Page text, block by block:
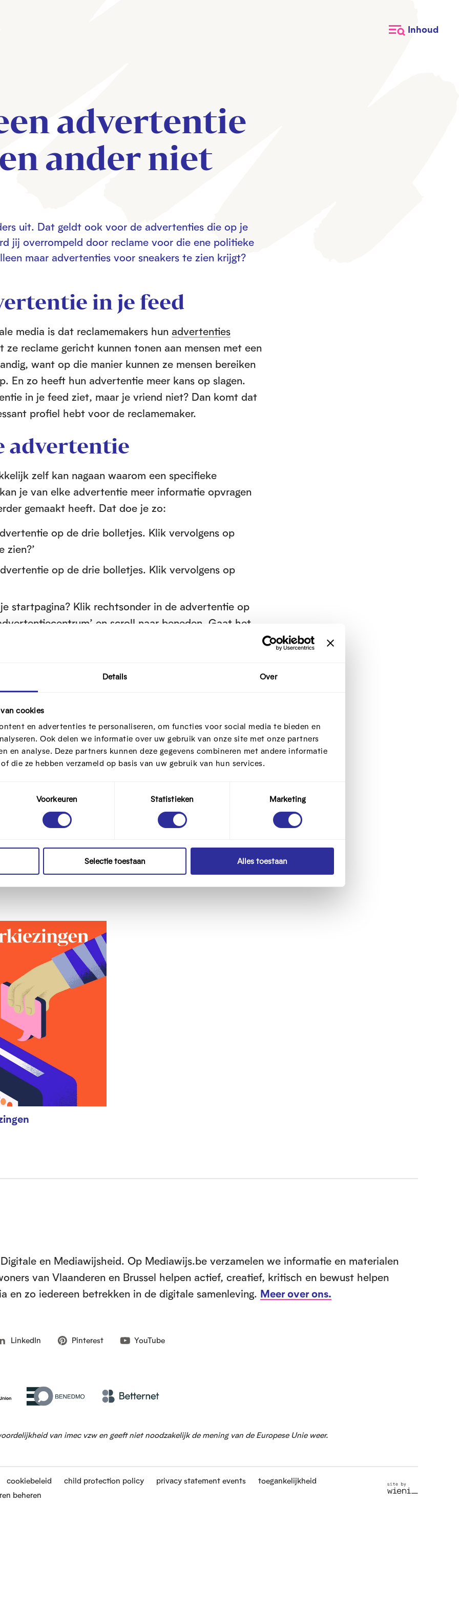
Details Over
cookies
en advertenties te personaliseren, om functies voor social media te bieden en
Ook delen we informatie over uw gebruik van onze site met onze partners
en analyse. Deze partners kunnen deze gegevens combineren met andere informatie
die ze hebben verzameld op basis van uw gebruik van hun services.
Voorkeuren Statistieken Marketing
Selectie toestaan Alles toestaan
Inhoud
advertentie
ander niet
uit. Dat geldt ook voor de advertenties die op je
jij overrompeld door reclame voor die ene politieke
maar advertenties voor sneakers te zien krijgt?
in je feed
media is dat reclamemakers hun advertenties
reclame gericht kunnen tonen aan mensen met een
want op die manier kunnen ze mensen bereiken
En zo heeft hun advertentie meer kans op slagen.
in je feed ziet, maar je vriend niet? Dan komt dat
profiel hebt voor de reclamemaker.
advertentie
zelf kan nagaan waarom een specifieke
je van elke advertentie meer informatie opvragen
gemaakt heeft. Dat doe je zo:
op de drie bolletjes. Klik vervolgens op
zien?’
op de drie bolletjes. Klik vervolgens op
startpagina? Klik rechtsonder in de advertentie op
en scroll naar beneden. Gaat het
Klik linksonder op het i-icoontje om het
en klik vervolgens op ‘Over deze advertentie’.
één adverteerder? Neem dan eens een kijkje in
getoond worden op het platform. Je kan er
partijen) of zoektermen ingeven en
telkens wilde bereiken.
en Mediawijsheid. Op Mediawijs.be verzamelen we informatie en materialen
van Vlaanderen en Brussel helpen actief, creatief, kritisch en bewust helpen
en zo iedereen betrekken in de digitale samenleving. Meer over ons.
LinkedIn Pinterest YouTube
van imec vzw en geeft niet noodzakelijk de mening van de Europese Unie weer.
cookiebeleid child protection policy privacy statement events
toegankelijkheid
beheren
S